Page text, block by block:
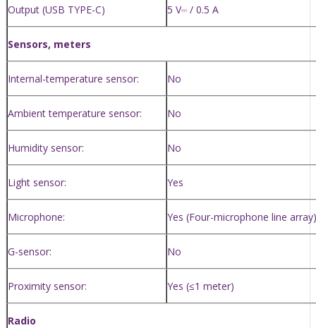
Output (USB TYPE-C) 5 V⎓ / 0.5 A
Sensors, meters
Internal-temperature sensor: No
Ambient temperature sensor: No
Humidity sensor: No
Light sensor: Yes
Microphone: Yes (Four-microphone line array)
G-sensor: No
Proximity sensor: Yes (≤1 meter)
Radio